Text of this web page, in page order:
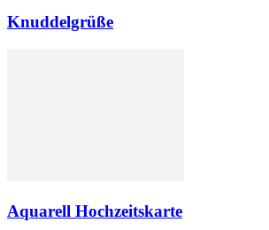
Knuddelgrüße
Aquarell Hochzeitskarte